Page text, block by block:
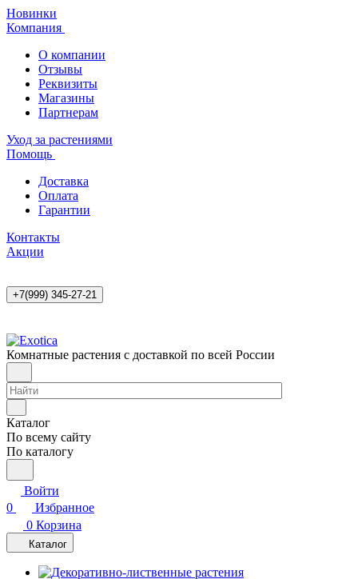
Новинки
Компания
О компании
Отзывы
Реквизиты
Магазины
Партнерам
Уход за растениями
Помощь
Доставка
Оплата
Гарантии
Контакты
Акции
+7(999) 345-27-21
Комнатные растения с доставкой по всей России
Каталог
По всему сайту
По каталогу
Войти
0
Избранное
0 Корзина
Каталог